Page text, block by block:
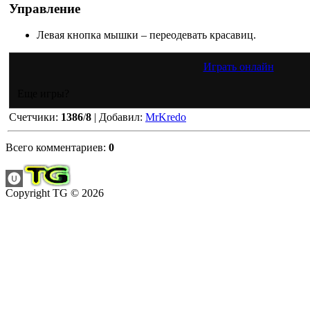
Управление
Левая кнопка мышки – переодевать красавиц.
Играть онлайн
Счетчики: 1386/8 | Добавил: MrKredo
Всего комментариев: 0
Copyright TG © 2026